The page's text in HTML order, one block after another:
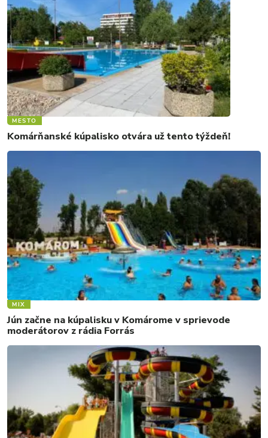
MESTO
Komárňanské kúpalisko otvára už tento týždeň!
MIX
Jún začne na kúpalisku v Komárome v sprievode
moderátorov z rádia Forrás